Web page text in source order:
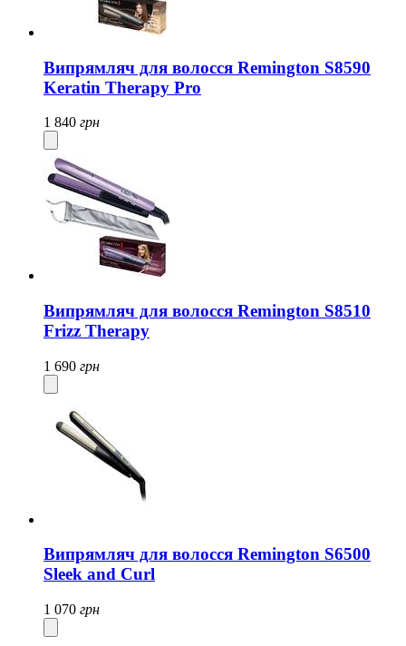
Випрямляч для волосся Remington S8590
Keratin Therapy Pro
1 840 грн
Випрямляч для волосся Remington S8510
Frizz Therapy
1 690 грн
Випрямляч для волосся Remington S6500
Sleek and Curl
1 070 грн